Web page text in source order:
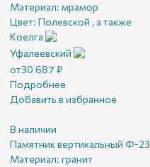
Материал: мрамор
Цвет: Полевской , а также
Коелга
Уфалеевский
от30 687 ₽
Подробнее
Добавить в избранное
В наличии
Памятник вертикальный Ф-23
Материал: гранит